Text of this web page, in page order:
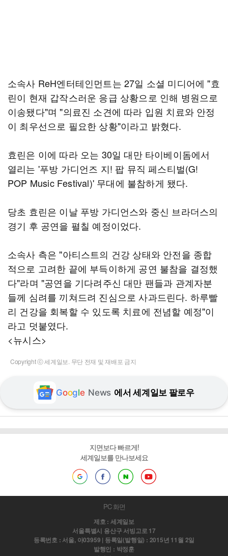
소속사 ReH엔터테인먼트는 27일 소셜 미디어에 "효
린이 현재 갑작스러운 응급 상황으로 인해 병원으로
이송됐다"며 "의료진 소견에 따라 입원 치료와 안정
이 최우선으로 필요한 상황"이라고 밝혔다.
효린은 이에 따라 오는 30일 대만 타이베이돔에서
열리는 '푸방 가디언즈 지! 팝 뮤직 페스티벌(G!
POP Music Festival)' 무대에 불참하게 됐다.
당초 효린은 이날 푸방 가디언스와 중신 브라더스의
경기 후 공연을 펼칠 예정이었다.
소속사 측은 "아티스트의 건강 상태와 안전을 종합
적으로 고려한 끝에 부득이하게 공연 불참을 결정했
다"라며 "공연을 기다려주신 대만 팬들과 관계자분
들께 심려를 끼쳐드려 진심으로 사과드린다. 하루빨
리 건강을 회복할 수 있도록 치료에 전념할 예정"이
라고 덧붙였다.
<뉴시스>
Copyright ⓒ 세계일보. 무단 전재 및 재배포 금지
Google News 에서 세계일보 팔로우
지면보다 빠르게!
세계일보를 만나보세요
PC 화면
제호 : 세계일보
서울특별시 용산구 서빙고로 17
등록번호 : 서울, 아03959 | 등록일(발행일) : 2015년 11월 2일
발행인 : 박정훈